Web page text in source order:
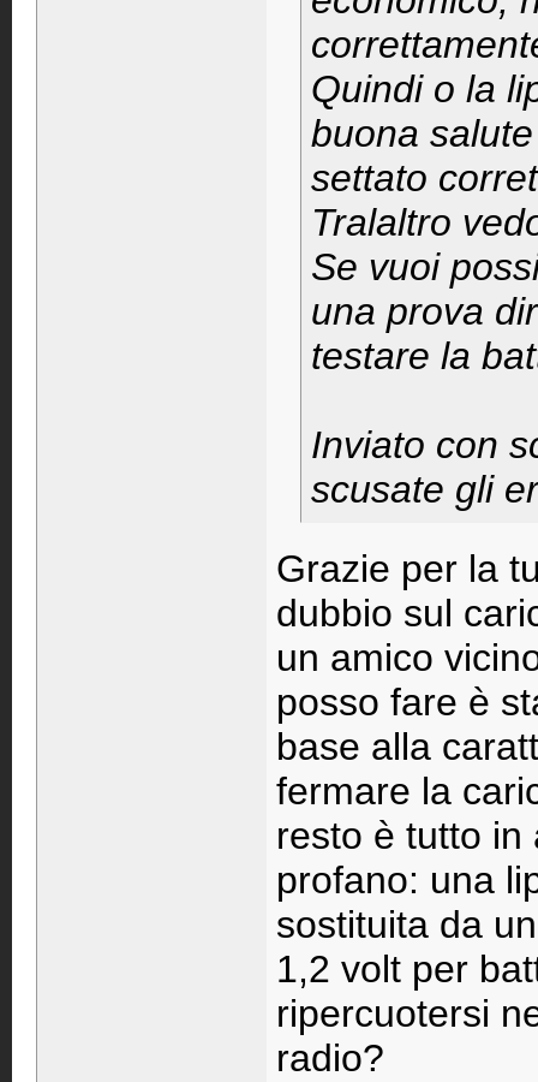
Quindi o la
buona
settato
Tralaltro
Se vuoi
una prova
testare la
Inviato con
scusate gli
Grazie per la
dubbio sul
un amico
posso fare è
base alla
fermare la
resto è tutto in
profano: una
sostituita da
1,2 volt per
ripercuotersi
radio?